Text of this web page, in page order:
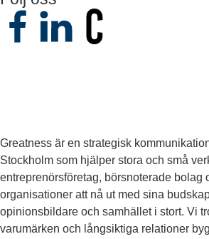
Greatness är en strategisk
Stockholm som hjälper stora och små
entreprenörsföretag, börsnoterade bolag
organisationer att nå ut med sina
opinionsbildare och samhället i stort. Vi
varumärken och långsiktiga relationer